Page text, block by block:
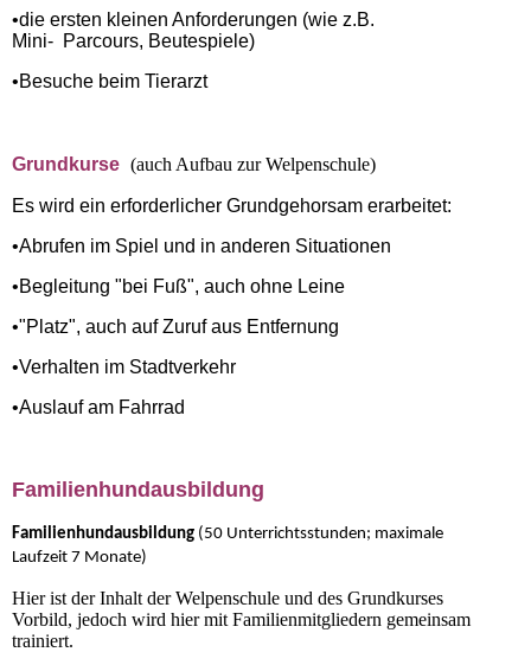
•die ersten kleinen Anforderungen (wie z.B.
Mini- Parcours, Beutespiele)
•Besuche beim Tierarzt
Grundkurse (auch Aufbau zur Welpenschule)
Es wird ein erforderlicher Grundgehorsam erarbeitet:
•Abrufen im Spiel und in anderen Situationen
•Begleitung "bei Fuß", auch ohne Leine
•"Platz", auch auf Zuruf aus Entfernung
•Verhalten im Stadtverkehr
•Auslauf am Fahrrad
Familienhundausbildung
Familienhundausbildung (50 Unterrichtsstunden; maximale
Laufzeit 7 Monate)
Hier ist der Inhalt der Welpenschule und des Grundkurses
Vorbild, jedoch wird hier mit Familienmitgliedern gemeinsam
trainiert.